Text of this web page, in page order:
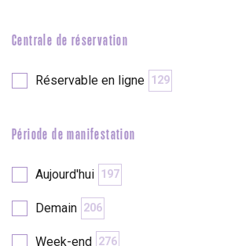
Seine
Duclair
Centrale de réservation
Réservable en ligne 129
Période de manifestation
Aujourd'hui 197
Demain 206
Week-end 276